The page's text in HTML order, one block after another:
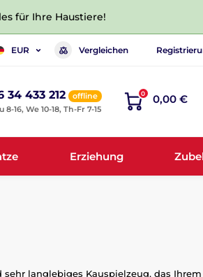
für Ihre Haustiere!
EUR Vergleichen
34 433 212
offline
8-16, We 10-18, Th-Fr 7-15
0 0,00 €
Erziehung
langlebiges Kauspielzeug, das